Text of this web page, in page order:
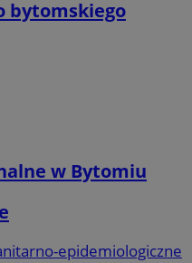
bytomskiego
w Bytomiu
epidemiologiczne